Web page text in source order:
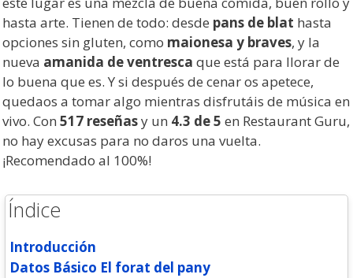
hasta arte. Tienen de todo: desde pans de blat hasta
opciones sin gluten, como maionesa y braves, y la
nueva amanida de ventresca que está para llorar de
lo buena que es. Y si después de cenar os apetece,
quedaos a tomar algo mientras disfrutáis de música en
vivo. Con 517 reseñasy un 4.3 de 5 en Restaurant Guru,
no hay excusas para no daros una vuelta.
¡Recomendado al 100%!
Índice
Introducción
Datos Básico El forat del pany